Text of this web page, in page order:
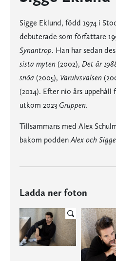
Sigge Eklund, född 1974 i
debuterade som författare
Synantrop. Han har sedan
sista myten (2002), Det är
snöa (2005), Varulvsvalsen
(2014). Efter nio års uppehåll
utkom 2023 Gruppen.
Tillsammans med Alex
bakom podden Alex och
Ladda ner foton